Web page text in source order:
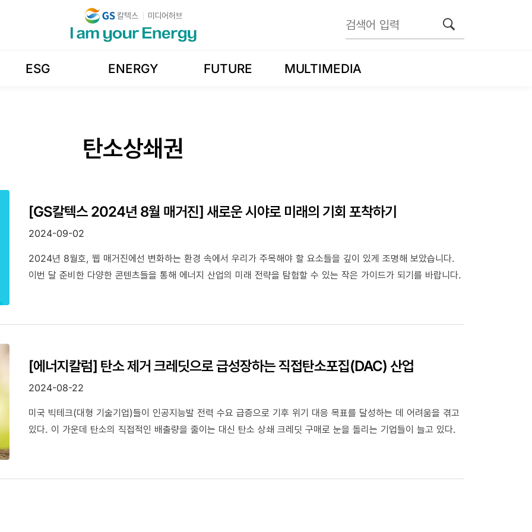
ESG ENERGY FUTURE MULTIMEDIA
탄소상쇄권
[GS칼텍스 2024년 8월 매거진] 새로운 시야로 미래의 기회 포착하기
2024-09-02
2024년 8월호, 웹 매거진에선 변화하는 환경 속에서 우리가 주목해야 할 요소들을 깊이 있게 조명해 보았습니다.
이번 달 준비한 다양한 콘텐츠들을 통해 에너지 산업의 미래 전략을 탐험할 수 있는 작은 가이드가 되기를 바랍니다.
[에너지칼럼] 탄소 제거 크레딧으로 급성장하는 직접탄소포집(DAC) 산업
2024-08-22
미국 빅테크(대형 기술기업)들이 인공지능발 전력 수요 급증으로 기후 위기 대응 목표를 달성하는 데 어려움을 겪고
있다. 이 가운데 탄소의 직접적인 배출량을 줄이는 대신 탄소 상쇄 크레딧 구매로 눈을 돌리는 기업들이 늘고 있다.